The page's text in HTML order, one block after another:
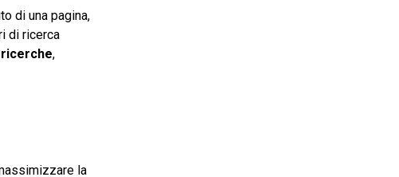
di una pagina,
di ricerca
,
la